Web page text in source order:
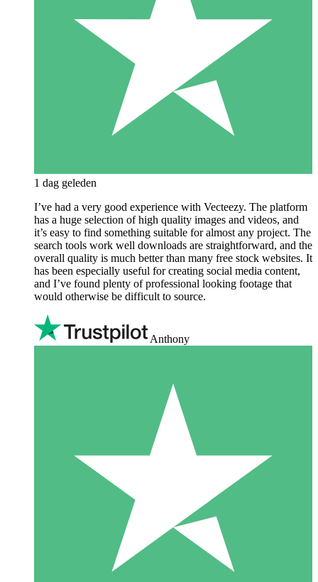
1 dag geleden
I’ve had a very good experience with Vecteezy. The platform
has a huge selection of high quality images and videos, and
it’s easy to find something suitable for almost any project. The
search tools work well downloads are straightforward, and the
overall quality is much better than many free stock websites. It
has been especially useful for creating social media content,
and I’ve found plenty of professional looking footage that
would otherwise be difficult to source.
Anthony